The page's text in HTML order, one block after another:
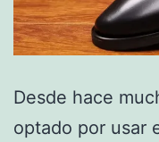
Desde hace
optado por usar